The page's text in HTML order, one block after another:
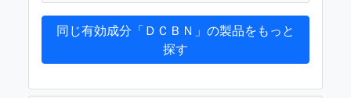
同じ有効成分「ＤＣＢＮ」の製品をもっと
探す